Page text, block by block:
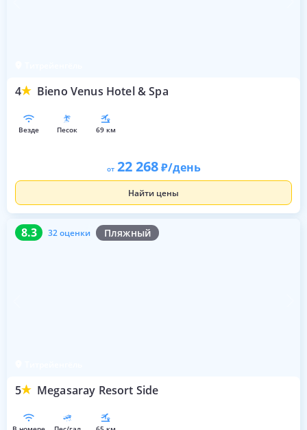
4 Bieno Venus Hotel & Spa
везде песок 69 км
от 22 268 /день
Найти цены
8.3 32 оценки Пляжный
5 Megasaray Resort Side
8.3 32 оценки